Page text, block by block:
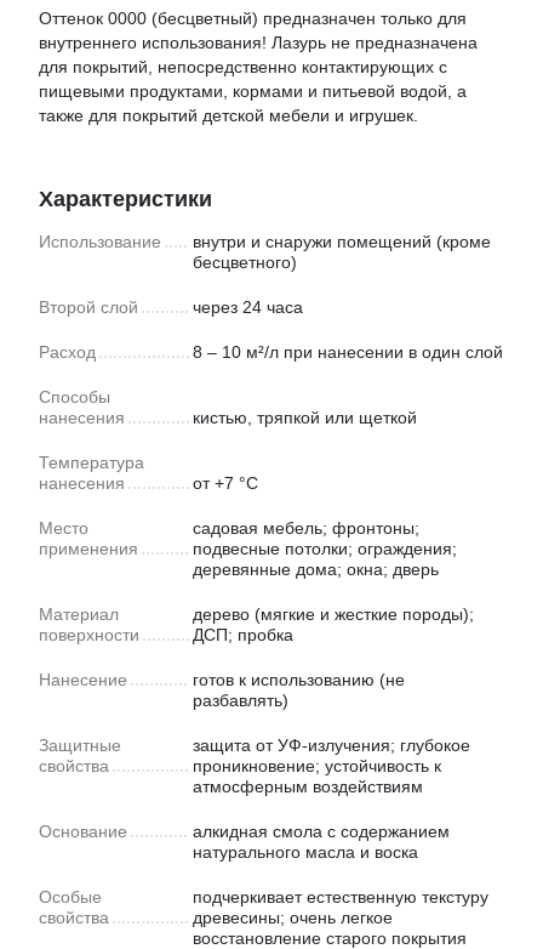
Оттенок 0000 (бесцветный) предназначен только для
внутреннего использования! Лазурь не предназначена
для покрытий, непосредственно контактирующих с
пищевыми продуктами, кормами и питьевой водой, а
также для покрытий детской мебели и игрушек.
Характеристики
Использование
внутри и снаружи помещений (кроме
бесцветного)
Второй слой через 24 часа
Расход 8 – 10 м²/л при нанесении в один слой
Способы
нанесения
кистью, тряпкой или щеткой
Температура
нанесения
от +7 °C
Место
применения
садовая мебель; фронтоны;
подвесные потолки; ограждения;
деревянные дома; окна; дверь
Материал
поверхности
дерево (мягкие и жесткие породы);
ДСП; пробка
Нанесение
готов к использованию (не
разбавлять)
Защитные
свойства
защита от УФ-излучения; глубокое
проникновение; устойчивость к
атмосферным воздействиям
Основание
алкидная смола с содержанием
натурального масла и воска
Особые
свойства
подчеркивает естественную текстуру
древесины; очень легкое
восстановление старого покрытия